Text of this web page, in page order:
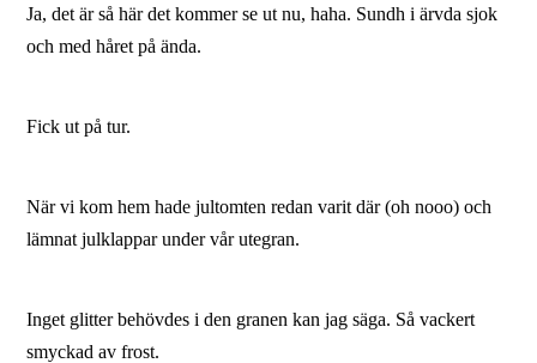
Ja, det är så här det kommer se ut nu, haha. Sundh i ärvda sjok
och med håret på ända.
Fick ut på tur.
När vi kom hem hade jultomten redan varit där (oh nooo) och
lämnat julklappar under vår utegran.
Inget glitter behövdes i den granen kan jag säga. Så vackert
smyckad av frost.